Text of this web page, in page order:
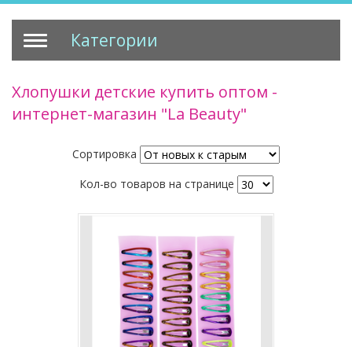
Категории
Хлопушки детские купить оптом -
интернет-магазин "La Beauty"
Сортировка
Кол-во товаров на странице